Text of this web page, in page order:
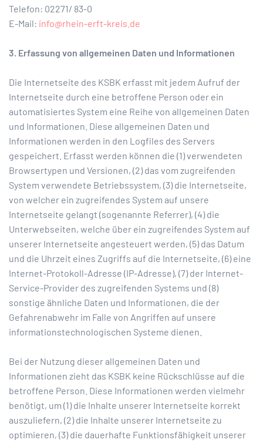
Telefon: 02271/ 83-0
E-Mail: info@rhein-erft-kreis.de
3. Erfassung von allgemeinen Daten und Informationen
Die Internetseite des KSBK erfasst mit jedem Aufruf der
Internetseite durch eine betroffene Person oder ein
automatisiertes System eine Reihe von allgemeinen Daten
und Informationen. Diese allgemeinen Daten und
Informationen werden in den Logfiles des Servers
gespeichert. Erfasst werden können die (1) verwendeten
Browsertypen und Versionen, (2) das vom zugreifenden
System verwendete Betriebssystem, (3) die Internetseite,
von welcher ein zugreifendes System auf unsere
Internetseite gelangt (sogenannte Referrer), (4) die
Unterwebseiten, welche über ein zugreifendes System auf
unserer Internetseite angesteuert werden, (5) das Datum
und die Uhrzeit eines Zugriffs auf die Internetseite, (6) eine
Internet-Protokoll-Adresse (IP-Adresse), (7) der Internet-
Service-Provider des zugreifenden Systems und (8)
sonstige ähnliche Daten und Informationen, die der
Gefahrenabwehr im Falle von Angriffen auf unsere
informationstechnologischen Systeme dienen.
Bei der Nutzung dieser allgemeinen Daten und
Informationen zieht das KSBK keine Rückschlüsse auf die
betroffene Person. Diese Informationen werden vielmehr
benötigt, um (1) die Inhalte unserer Internetseite korrekt
auszuliefern, (2) die Inhalte unserer Internetseite zu
optimieren, (3) die dauerhafte Funktionsfähigkeit unserer